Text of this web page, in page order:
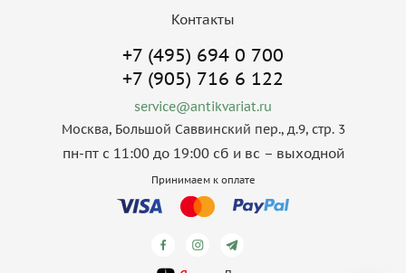
Контакты
+7 (495) 694 0 700
+7 (905) 716 6 122
service@antikvariat.ru
Москва, Большой Саввинский пер., д.9, стр. 3
пн-пт с 11:00 до 19:00 сб и вс – выходной
Принимаем к оплате